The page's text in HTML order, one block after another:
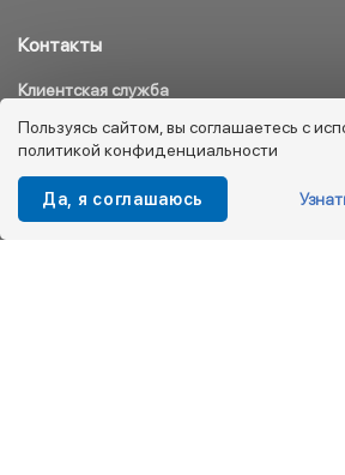
Контакты
Клиентская служба
8 800 333 08 45
info@kotofey.ru
Магазины в Москва (50)
Пользуясь сайтом, вы соглашаетесь с
политикой конфиденциальности
Да, я соглашаюсь